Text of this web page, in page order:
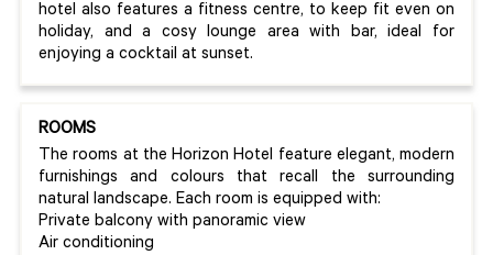
hotel also features a fitness centre, to keep fit even on
holiday, and a cosy lounge area with bar, ideal for
enjoying a cocktail at sunset.
ROOMS
The rooms at the Horizon Hotel feature elegant, modern
furnishings and colours that recall the surrounding
natural landscape. Each room is equipped with:
Private balcony with panoramic view
Air conditioning